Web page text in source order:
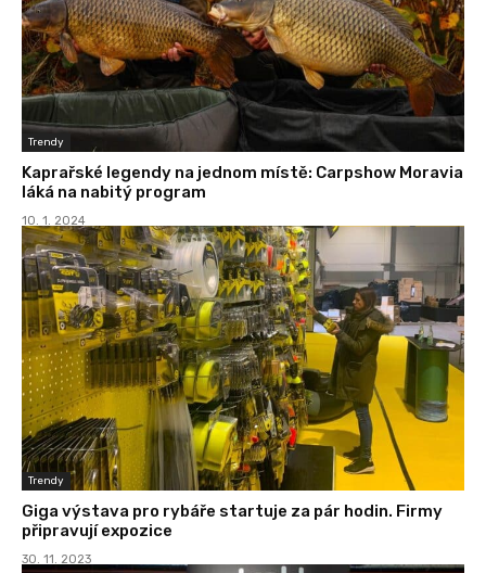
Trendy
Kaprařské legendy na jednom místě: Carpshow Moravia
láká na nabitý program
10. 1. 2024
Trendy
Giga výstava pro rybáře startuje za pár hodin. Firmy
připravují expozice
30. 11. 2023